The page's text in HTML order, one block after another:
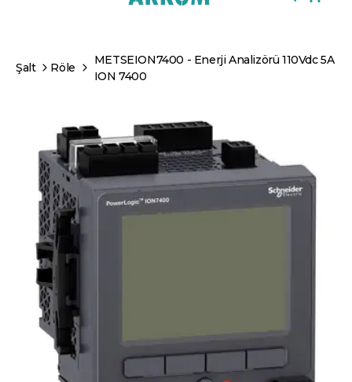
Şalt Röle
METSEION7400 - Enerji Analizörü 110Vdc 5A
ION 7400